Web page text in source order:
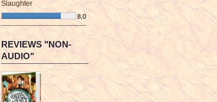
Slaughter
8,0
¯¯¯¯¯¯¯¯¯¯¯¯¯¯¯¯¯¯¯¯¯¯¯¯
REVIEWS "NON-
AUDIO"